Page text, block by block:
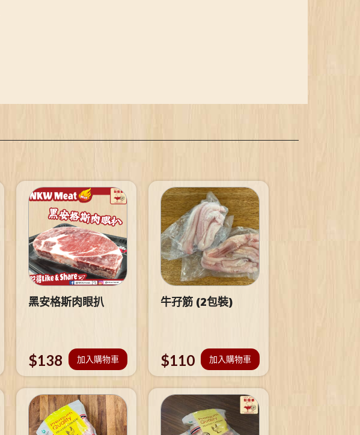
黑安格斯肉眼扒
$138 加入購物車
牛孖筋 (2包裝)
$110 加入購物車